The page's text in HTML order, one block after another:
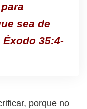
sea de
Éxodo 35:4-
porque no